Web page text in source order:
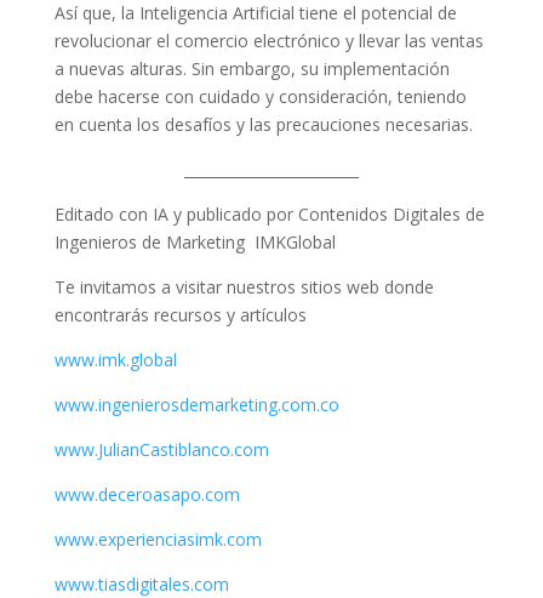
Así que, la Inteligencia Artificial tiene el potencial de
revolucionar el comercio electrónico y llevar las ventas
a nuevas alturas. Sin embargo, su implementación
debe hacerse con cuidado y consideración, teniendo
en cuenta los desafíos y las precauciones necesarias.
Editado con IA y publicado por Contenidos Digitales de
Ingenieros de Marketing IMKGlobal
Te invitamos a visitar nuestros sitios web donde
encontrarás recursos y artículos
www.imk.global
www.ingenierosdemarketing.com.co
www.JulianCastiblanco.com
www.deceroasapo.com
www.experienciasimk.com
www.tiasdigitales.com